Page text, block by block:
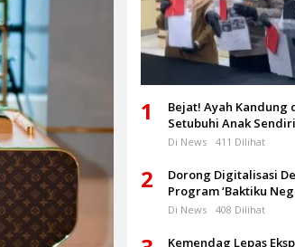
1
Bejat! Ayah Kandung
Setubuhi Anak
Bulan
Di News 411 Dilihat
2
Dorong Digitalisasi
Program ‘Baktiku
Banyuwangi
Di News 408 Dilihat
Kemendag Lepas